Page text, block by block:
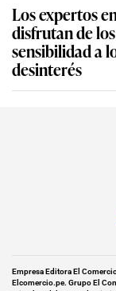
Los expertos
disfrutan de
sensibilidad a
desinterés
Empresa Editora El
Elcomercio.pe. Grupo El